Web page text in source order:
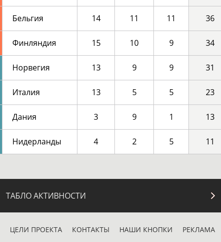
Бельгия 14 11 11 36
Финляндия 15 10 9 34
Норвегия 13 9 9 31
Италия 13 5 5 23
Дания 3 9 1 13
Нидерланды 4 2 5 11
ТАБЛО АКТИВНОСТИ
ЦЕЛИ ПРОЕКТА КОНТАКТЫ НАШИ КНОПКИ РЕКЛАМА